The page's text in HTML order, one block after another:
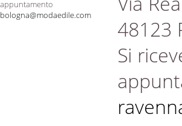
appuntamento
bologna@modaedile.com
48123
Si